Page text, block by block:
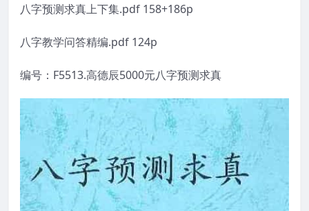
八字预测求真上下集.pdf 158+186p
八字教学问答精编.pdf 124p
编号：F5513.高德辰5000元八字预测求真